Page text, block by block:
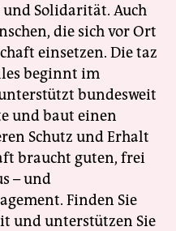
Solidarität. Auch
die sich vor Ort
einsetzen. Die taz
beginnt im
bundesweit
und baut einen
Schutz und Erhalt
braucht guten, frei
– und
Finden Sie
und unterstützen Sie